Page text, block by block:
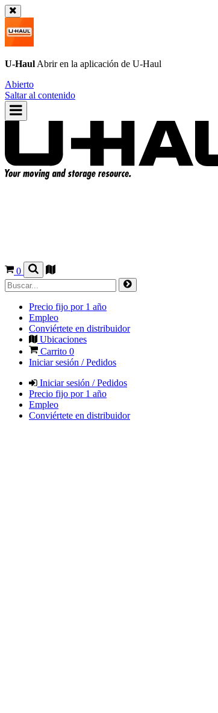
U-Haul Abrir en la aplicación de U-Haul
Abierto
Saltar al contenido
0
Precio fijo por 1 año
Empleo
Conviértete en distribuidor
Ubicaciones
Carrito 0
Iniciar sesión / Pedidos
Iniciar sesión / Pedidos
Precio fijo por 1 año
Empleo
Conviértete en distribuidor